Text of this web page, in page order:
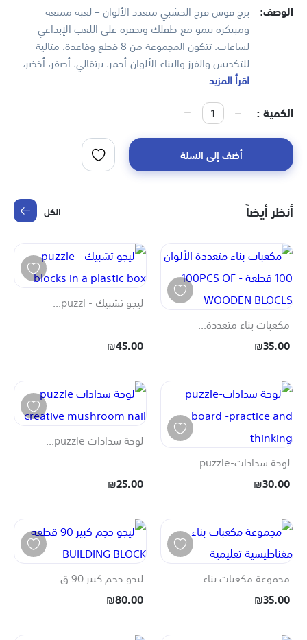
الوصف: برج قوس قزح الخشبي متعدد الألوان – لعبة ممتعة
ومبتكرة تنمو مع طفلك وتحفزه على اللعب الإبداعي
لساعات. تتكون المجموعة من 8 قطع وقاعدة، مثالية
للتكديس والفرز والبناء.الألوان:أحمر، برتقالي، أصفر، أخضر،...
اقرأ المزيد
الكمية
أضف إلى السلة
أنظر أيضاً الكل
مكعبات بناء متعددة...
₪35.00
ليجو تشبيك - puzzl...
₪45.00
لوحة سدادات-puzzle...
₪30.00
لوحة سدادات puzzle...
₪25.00
مجموعة مكعبات بناء...
₪35.00
ليجو حجم كبير 90 ق...
₪80.00